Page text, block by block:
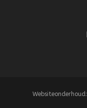
Websiteonderhoud: